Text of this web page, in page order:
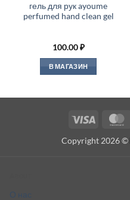
гель для рук ayoume
perfumed hand clean gel
100.00₽
В МАГАЗИН
Visa
Copyright 2026 ©
О нас